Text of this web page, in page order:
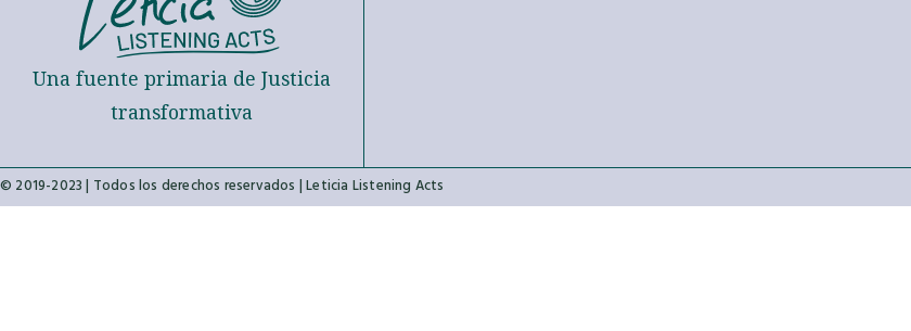
Una fuente primaria de Justicia
transformativa
© 2019-2023 | Todos los derechos reservados | Leticia Listening Acts